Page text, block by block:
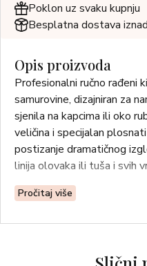
Poklon uz svaku kupnju
Besplatna dostava
Opis proizvoda
Profesionalni ručno rađeni
samurovine, dizajniran za
sjenila na kapcima ili oko
veličina i specijalan
postizanje dramatičnog
linija olovaka ili tuša i svih
Pročitaj više